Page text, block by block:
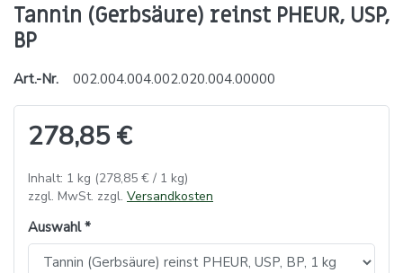
Tannin (Gerbsäure) reinst PHEUR, USP,
BP
Art.-Nr. 002.004.004.002.020.004.00000
278,85 €
Inhalt: 1 kg (278,85 € / 1 kg)
zzgl. MwSt. zzgl. Versandkosten
Auswahl